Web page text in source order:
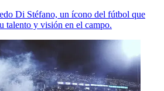
Di Stéfano, un ícono del fútbol que
talento y visión en el campo.